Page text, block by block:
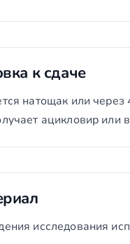
к сдаче
натощак или через
ацикловир или
исследования